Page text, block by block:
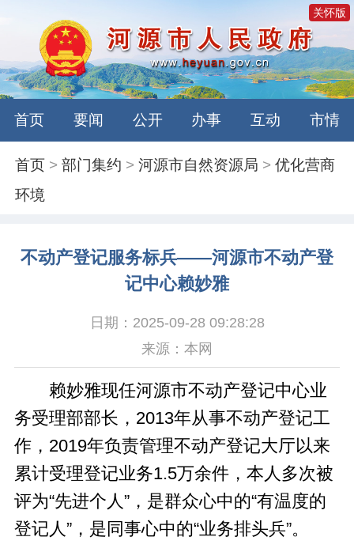
关怀版
首页 要闻 公开 办事 互动 市情
首页 >部门集约 >河源市自然资源局 >优化营商
环境
不动产登记服务标兵——河源市不动产登
记中心赖妙雅
日期：2025-09-28 09:28:28
来源：本网
赖妙雅现任河源市不动产登记中心业
务受理部部长，2013年从事不动产登记工
作，2019年负责管理不动产登记大厅以来
累计受理登记业务1.5万余件，本人多次被
评为“先进个人”，是群众心中的“有温度的
登记人”，是同事心中的“业务排头兵”。